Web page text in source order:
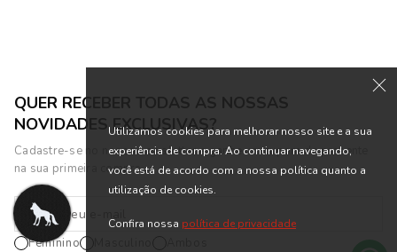
QUER RECEBER TODAS AS NOSSAS
NOVIDADES EXCLUSIVAS?
Cadastre-se no nosso newsletter e ganhe um cupom de presente
na sua primeira compra.
Feminino
Utilizamos cookies para melhorar nosso site e a sua
experiência de compra. Ao continuar navegando,
você está de acordo com a nossa política quanto a
utilização de cookies.
Confira nossa política de privacidade